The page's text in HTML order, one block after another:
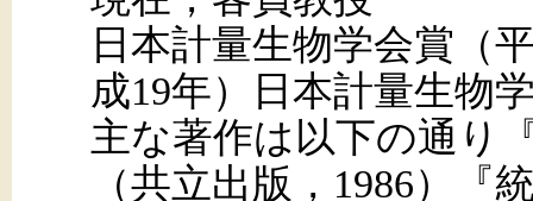
日本計量生物学会賞（
成19年）日本計量生物
主な著作は以下の通り
（共立出版，1986）『